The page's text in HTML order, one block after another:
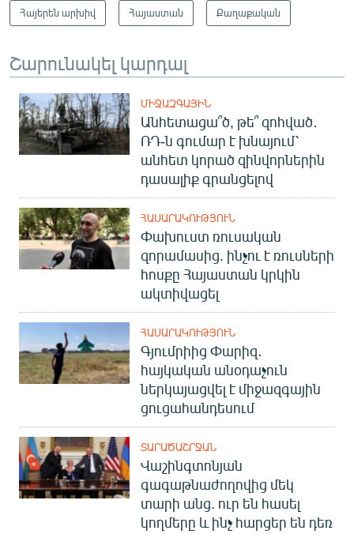
Հայերեն արխիվ Հայաստան Քաղաքական
Շարունակել կարդալ
ՄԻՋԱԶԳԱՅԻՆ
Անհետացա՞ծ, թե՞ զոհված․
ՌԴ-ն գումար է խնայում՝
անհետ կորած զինվորներին
դասալիք գրանցելով
ՀԱՍԱՐԱԿՈՒԹՅՈՒՆ
Փախուստ ռուսական
զորամասից. ինչու է ռուսների
հոսքը Հայաստան կրկին
ակտիվացել
ՀԱՍԱՐԱԿՈՒԹՅՈՒՆ
Գյումրիից Փարիզ․
հայկական անօդաչուն
ներկայացվել է միջազգային
ցուցահանդեսում
ՏԱՐԱԾԱՇՐՋԱՆ
Վաշինգտոնյան
գագաթնաժողովից մեկ
տարի անց. ուր են հասել
կողմերը և ինչ հարցեր են դեռ